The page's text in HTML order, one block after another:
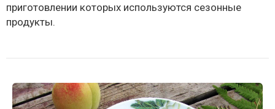
приготовлении которых используются сезонные
продукты.